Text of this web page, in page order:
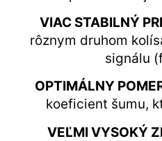
VIAC STABILNÝ
rôznym druhom
signálu
OPTIMÁLNY
koeficient šumu,
VEĽMI VYSOKÝ